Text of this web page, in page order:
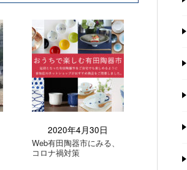
2020年4月30日
Web有田陶器市にみる、
コロナ禍対策